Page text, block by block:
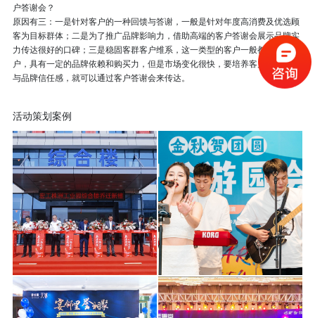
户答谢会？
原因有三：一是针对客户的一种回馈与答谢，一般是针对年度高消费及优选顾
客为目标群体；二是为了推广品牌影响力，借助高端的客户答谢会展示品牌实
力传达很好的口碑；三是稳固客群客户维系，这一类型的客户一般都是优质客
户，具有一定的品牌依赖和购买力，但是市场变化很快，要培养客户的忠诚度
与品牌信任感，就可以通过客户答谢会来传达。
活动策划案例